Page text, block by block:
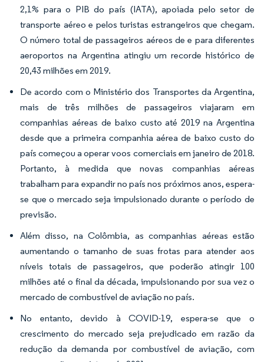
2,1% para o PIB do país (IATA), apoiada pelo setor de
transporte aéreo e pelos turistas estrangeiros que chegam.
O número total de passageiros aéreos de e para diferentes
aeroportos na Argentina atingiu um recorde histórico de
20,43 milhões em 2019.
De acordo com o Ministério dos Transportes da Argentina,
mais de três milhões de passageiros viajaram em
companhias aéreas de baixo custo até 2019 na Argentina
desde que a primeira companhia aérea de baixo custo do
país começou a operar voos comerciais em janeiro de 2018.
Portanto, à medida que novas companhias aéreas
trabalham para expandir no país nos próximos anos, espera-
se que o mercado seja impulsionado durante o período de
previsão.
Além disso, na Colômbia, as companhias aéreas estão
aumentando o tamanho de suas frotas para atender aos
níveis totais de passageiros, que poderão atingir 100
milhões até o final da década, impulsionando por sua vez o
mercado de combustível de aviação no país.
No entanto, devido à COVID-19, espera-se que o
crescimento do mercado seja prejudicado em razão da
redução da demanda por combustível de aviação, com